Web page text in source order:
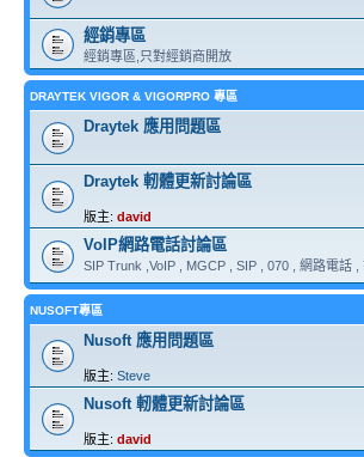
經銷專區
經銷專區,只對經銷商開放
DRAYTEK VIGOR & VIGORPRO 專區
Draytek 應用問題區
Draytek 軔體更新討論區
版主: david
VoIP網路電話討論區
SIP Trunk ,VoIP , MGCP , SIP , 070 , 網路電話
NUSOFT專區
Nusoft 應用問題區
版主: Steve
Nusoft 軔體更新討論區
版主: david